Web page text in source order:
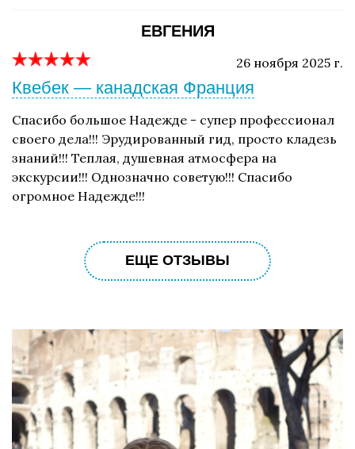
ЕВГЕНИЯ
26 ноября 2025 г.
Квебек — канадская Франция
Спасибо большое Надежде - супер профессионал
своего дела!!! Эрудированный гид, просто кладезь
знаний!!! Теплая, душевная атмосфера на
экскурсии!!! Однозначно советую!!! Спасибо
огромное Надежде!!!
ЕЩЕ ОТЗЫВЫ